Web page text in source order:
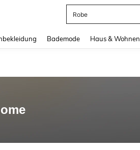
Robe
Bademode Haus & Wohnen